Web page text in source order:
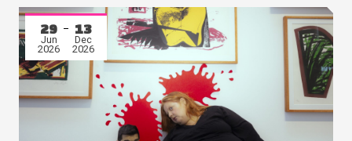
29
Jun
2026
13
Dec
2026